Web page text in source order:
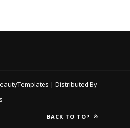
| Distributed By
BACK TO TOP